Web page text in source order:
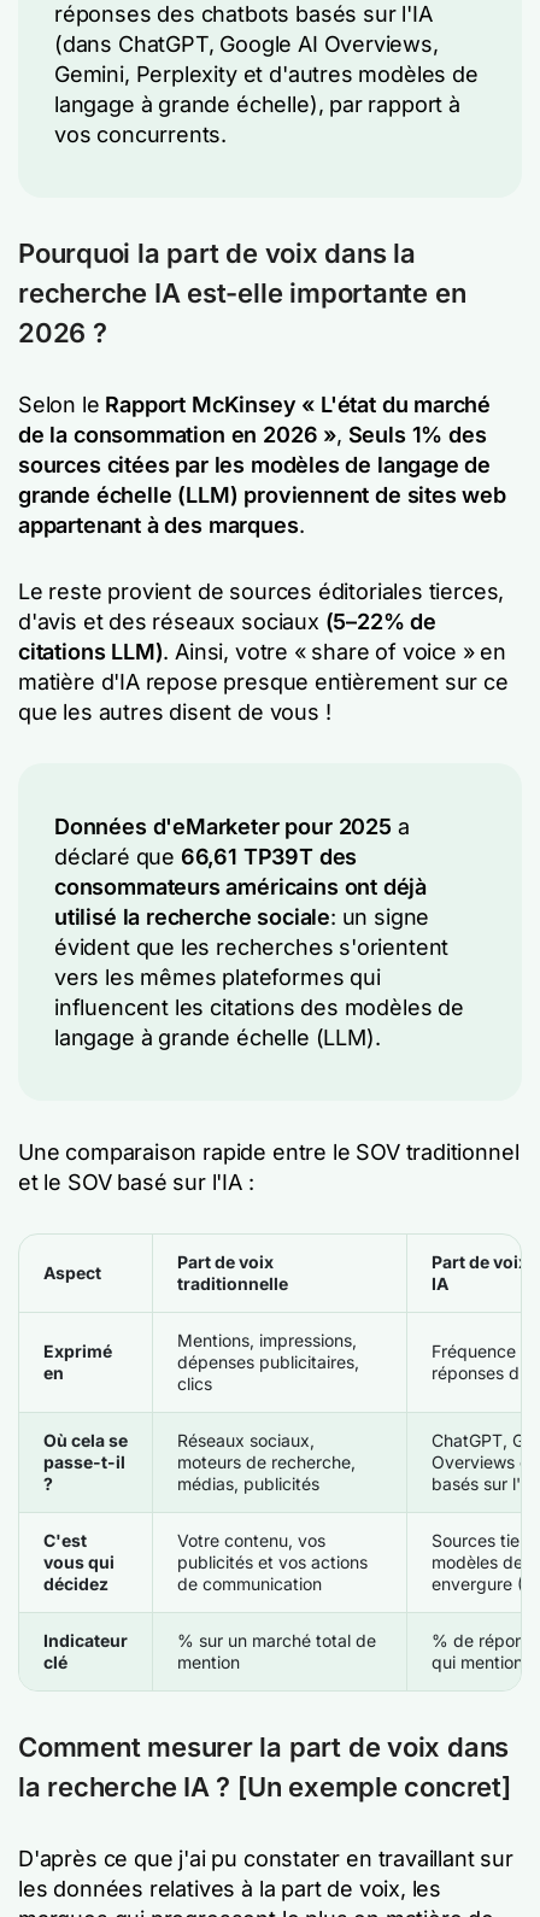
réponses des chatbots basés sur l'IA
(dans ChatGPT, Google AI Overviews,
Gemini, Perplexity et d'autres modèles de
langage à grande échelle), par rapport à
vos concurrents.
Pourquoi la part de voix dans la
recherche IA est-elle importante en
2026 ?
Selon le Rapport McKinsey « L'état du marché
de la consommation en 2026 », Seuls 1% des
sources citées par les modèles de langage de
grande échelle (LLM) proviennent de sites web
appartenant à des marques.
Le reste provient de sources éditoriales tierces,
d'avis et des réseaux sociaux (5–22% de
citations LLM). Ainsi, votre « share of voice » en
matière d'IA repose presque entièrement sur ce
que les autres disent de vous !
Données d'eMarketer pour 2025 a
déclaré que 66,61 TP39T des
consommateurs américains ont déjà
utilisé la recherche sociale: un signe
évident que les recherches s'orientent
vers les mêmes plateformes qui
influencent les citations des modèles de
langage à grande échelle (LLM).
Une comparaison rapide entre le SOV traditionnel
et le SOV basé sur l'IA :
Aspect
Part de voix
traditionnelle
Part de voix
IA
Exprimé
en
Mentions, impressions,
dépenses publicitaires,
clics
Fréquence
réponses du
Où cela se
passe-t-il
?
Réseaux sociaux,
moteurs de recherche,
médias, publicités
ChatGPT,
Overviews
basés sur l'IA
C'est
vous qui
décidez
Votre contenu, vos
publicités et vos actions
de communication
Sources
modèles de
envergure
Indicateur
clé
% sur un marché total de
mention
% de
qui
Comment mesurer la part de voix dans
la recherche IA ? [Un exemple concret]
D'après ce que j'ai pu constater en travaillant sur
les données relatives à la part de voix, les